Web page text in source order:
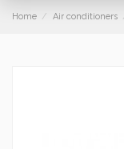
Home Air conditioners